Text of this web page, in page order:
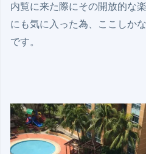
内覧に来た際にその開放的な
にも気に入った為、ここしか
です。